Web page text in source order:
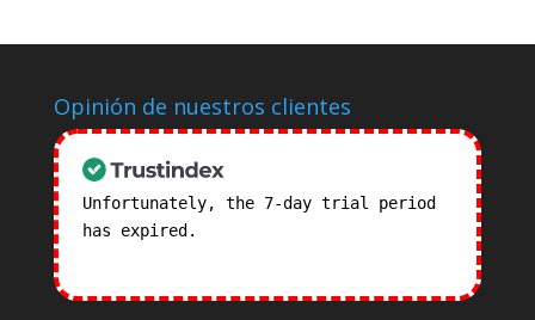
Opinión de nuestros clientes
Unfortunately, the 7-day trial period
has expired.